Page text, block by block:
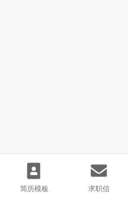
简历模板 求职信